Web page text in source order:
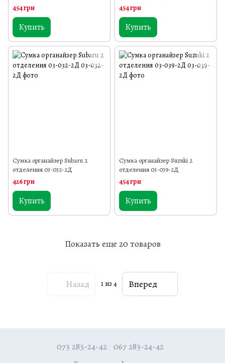
454 грн
Купить
454 грн
Купить
Сумка органайзер Subaru 2
отделения 03-032-2Д
426 грн
Купить
Сумка органайзер Suzuki 2
отделения 03-039-2Д
454 грн
Купить
Показать еще 20 товаров
Назад 1 из 4 Вперед
073 283-24-42 067 283-24-42